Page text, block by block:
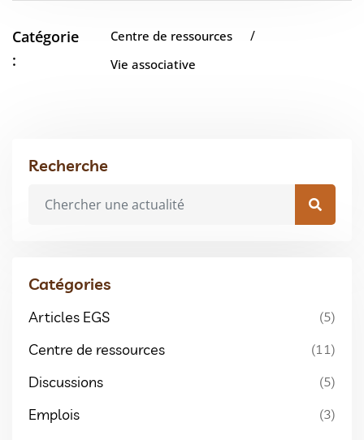
Catégorie
:
Centre de ressources /
Vie associative
Recherche
Catégories
Articles EGS (5)
Centre de ressources (11)
Discussions (5)
Emplois (3)